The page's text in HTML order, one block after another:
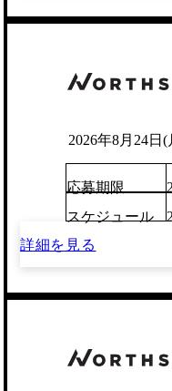
2026年8月24日
応募期限
スケジュール
詳細を見る